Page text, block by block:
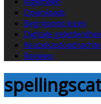
Downloads
Begrijpend lezen
Digitale
Reviews